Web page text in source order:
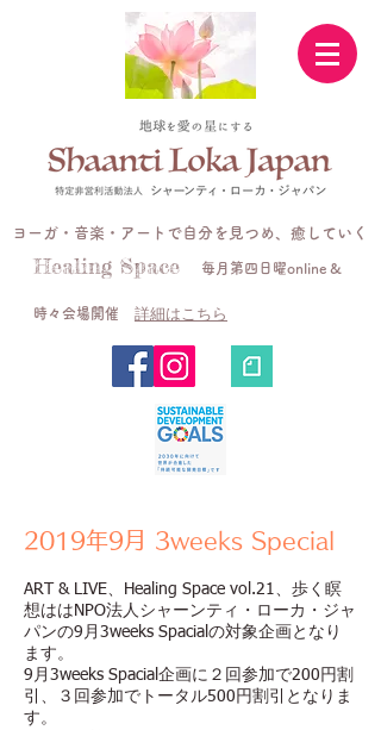
ヨーガ・音楽・アートで自分を見つめ、癒していく
Healing Space 毎月第四日曜online &
時々会場開催 詳細はこちら
2019年9月 3weeks Special
ART & LIVE、Healing Space vol.21、歩く瞑
想ははNPO法人シャーンティ・ローカ・ジャ
パンの9月3weeks Spacialの対象企画となり
ます。
9月3weeks Spacial企画に２回参加で200円割
引、３回参加でトータル500円割引となりま
す。